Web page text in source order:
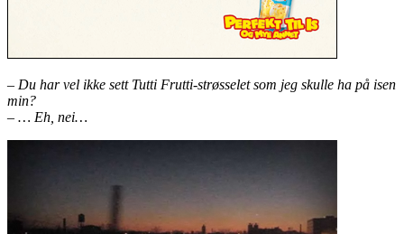
– Du har vel ikke sett Tutti Frutti-strøsseletsom jeg skulle ha på isen
min?
– … Eh, nei…